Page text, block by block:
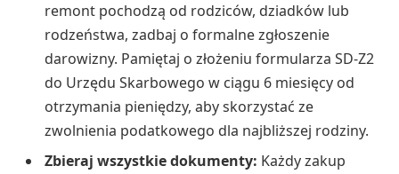
remont pochodzą od rodziców, dziadków lub
rodzeństwa, zadbaj o formalne zgłoszenie
darowizny. Pamiętaj o złożeniu formularza SD-Z2
do Urzędu Skarbowego w ciągu 6 miesięcy od
otrzymania pieniędzy, aby skorzystać ze
zwolnienia podatkowego dla najbliższej rodziny.
Zbieraj wszystkie dokumenty: Każdy zakup